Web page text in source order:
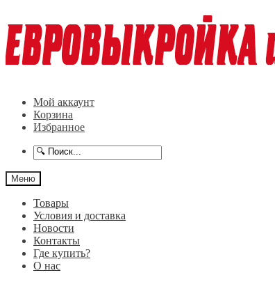
к
навигации
к
содержимому
Мой аккаунт
Корзина
Избранное
Меню
Товары
Условия и доставка
Новости
Контакты
Где купить?
О нас